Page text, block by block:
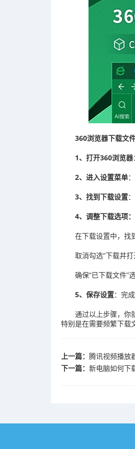
360浏览器下载文
1、打开360浏览器
2、进入设置菜单
3、找到下载设置
4、调整下载选项：
在下载设置中，找
取消勾选“下载并
确保“已下载文件”
5、保存设置：完
通过以上步骤，你
特别是在需要频繁下载
上一篇： 腾讯视频播放
下一篇： 新电脑如何下